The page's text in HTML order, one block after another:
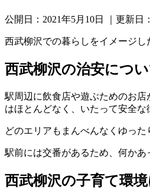
公開日： 2021年5月10日 ｜更新日
西武柳沢での暮らしをイメージ
西武柳沢の治安につ
駅周辺に飲食店や遊ぶためのお
はほとんどなく、いたって安全な
どのエリアもまんべんなくゆっ
駅前には交番があるため、何かあ
西武柳沢の子育て環